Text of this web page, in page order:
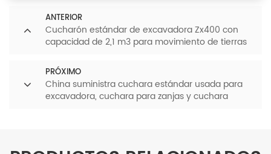
ANTERIOR
Cucharón estándar de excavadora Zx400 con
capacidad de 2,1 m3 para movimiento de tierras
PRÓXIMO
China suministra cuchara estándar usada para
excavadora, cuchara para zanjas y cuchara